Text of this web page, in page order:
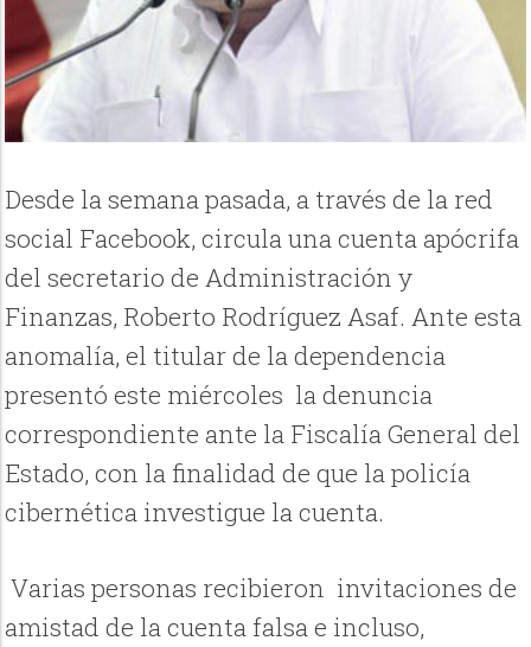
Desde la semana pasada, a través de la red
social Facebook, circula una cuenta apócrifa
del secretario de Administración y
Finanzas, Roberto Rodríguez Asaf. Ante esta
anomalía, el titular de la dependencia
presentó este miércoles la denuncia
correspondiente ante la Fiscalía General del
Estado, con la finalidad de que la policía
cibernética investigue la cuenta.
Varias personas recibieron invitaciones de
amistad de la cuenta falsa e incluso,